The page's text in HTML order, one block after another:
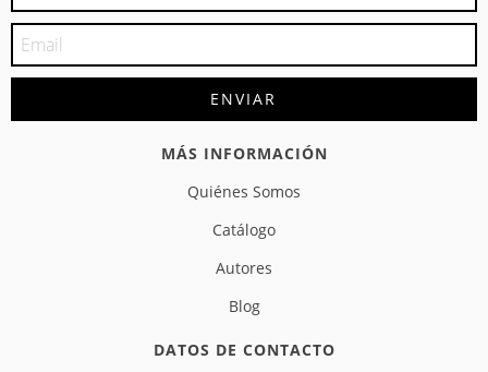
MÁS INFORMACIÓN
Quiénes Somos
Catálogo
Autores
Blog
DATOS DE CONTACTO